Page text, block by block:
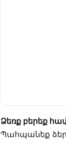
Ձեռք բերեք
Պահպանեք